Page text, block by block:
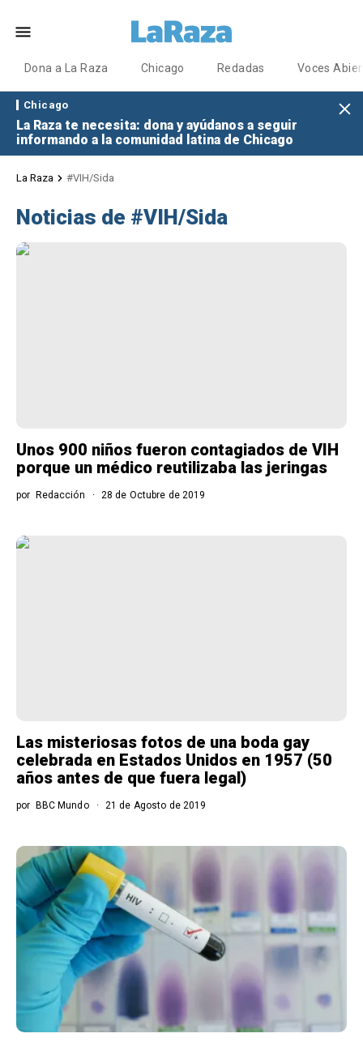
Dona a La Raza Chicago Redadas Voces
Chicago
La Raza te necesita: dona y ayúdanos a seguir
informando a la comunidad latina de Chicago
La Raza #VIH/Sida
Noticias de #VIH/Sida
Unos 900 niños fueron contagiados de VIH
porque un médico reutilizaba las jeringas
por Redacción 28 de Octubre de 2019
Las misteriosas fotos de una boda gay
celebrada en Estados Unidos en 1957 (50
años antes de que fuera legal)
por BBC Mundo 21 de Agosto de 2019